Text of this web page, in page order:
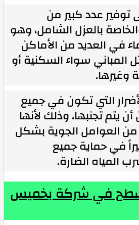
عدد كبير من
بالعزل الشامل، وهو
في العديد من الأماكن
المباني سواء السكنية أو
وغيرها.
التي تكون في جميع
يتم تجنبها، وذلك لأنها
من العوامل الجوية بشكل
في حماية جميع
المياه الضارة.
في شركة بخميس